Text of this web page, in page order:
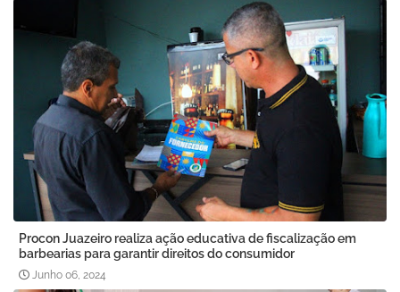
Procon Juazeiro realiza ação educativa de fiscalização em
barbearias para garantir direitos do consumidor
Junho 06, 2024